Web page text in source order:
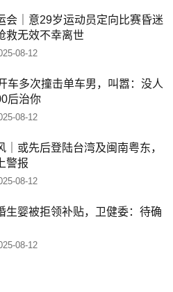
会｜意29岁运动员定向比赛昏迷
救无效不幸离世
08-12
车多次撞击单车男，叫嚣：没人
后治你
08-12
｜或先后登陆台湾及闽南粤东，
警报
08-12
生婴被拒领补贴，卫健委：待确
08-12